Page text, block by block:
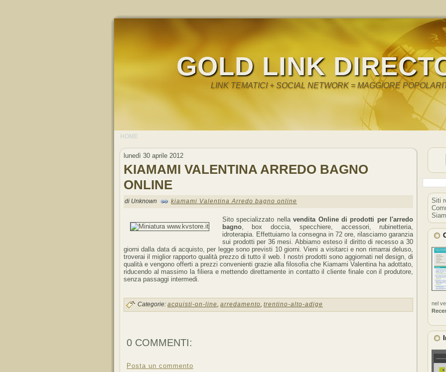
GOLD LINK
LINK TEMATICI + SOCIAL NETWORK = MAGGIORE
HOME
lunedì 30 aprile 2012
KIAMAMI VALENTINA ARREDO BAGNO
ONLINE
di Unknown kiamami Valentina Arredo bagno online
Sito specializzato nellavendita Online di prodotti per l'arredo
bagno, box doccia, specchiere, accessori, rubinetteria,
idroterapia. Effettuiamo la consegna in 72 ore, rilasciamo garanzia
sui prodotti per 36 mesi. Abbiamo esteso il diritto di recesso a 30
giorni dalla data di acquisto, per legge sono previsti 10 giorni. Vieni a visitarci e non rimarrai deluso,
troverai il miglior rapporto qualità prezzo di tutto il web. I nostri prodotti sono aggiornati nel design, di
qualità e vengono offerti a prezzi convenienti grazie alla filosofia che Kiamami Valentina ha adottato,
riducendo al massimo la filiera e mettendo direttamente in contatto il cliente finale con il produtore,
senza passaggi intermedi.
Categorie: acquisti-on-line, arredamento, trentino-alto-adige
0 COMMENTI:
Posta un commento
Siti
nel